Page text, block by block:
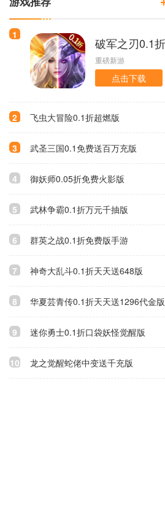
1
重磅新游
点击下载
2 飞虫大冒险0.1折超燃版
3 武圣三国0.1免费送百万充版
4 御妖师0.05折免费火影版
5 武林争霸0.1折万元千抽版
6 群英之战0.1折免费版手游
7 神奇大乱斗0.1折天天送648版
8 华夏芸青传0.1折天天送1296代金版
9 迷你勇士0.1折口袋妖怪觉醒版
10 龙之觉醒蛇佬中变送千充版